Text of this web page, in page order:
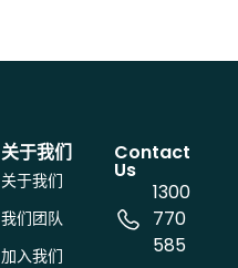
关于我们
关于我们
我们团队
加入我们
Contact
Us
1300
770
585